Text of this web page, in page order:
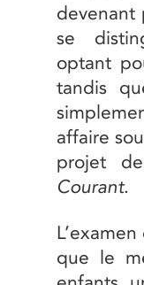
devenant
se
optant
tandis
affaire
projet
Courant.
que le